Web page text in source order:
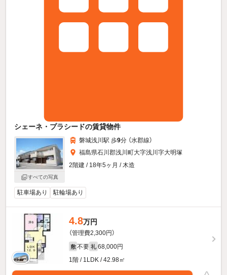
シェーネ・プラシードの賃貸物件
すべての写真
磐城浅川駅 歩9分 （水郡線）
福島県石川郡浅川町大字浅川字大明塚
2階建 / 18年5ヶ月 / 木造
駐車場あり 駐輪場あり
4.8万円
（管理費2,300円）
敷 不要 礼 68,000円
1階 / 1LDK / 42.98㎡